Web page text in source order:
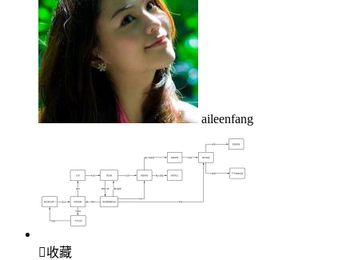
aileenfang
收藏